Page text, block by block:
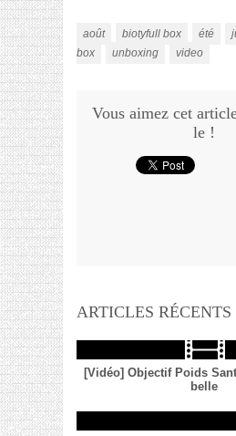
août biotyfull box été
box
unboxing video
Vous aimez cet
le !
ARTICLES RÉCENTS
[Vidéo] Objectif Poids
belle